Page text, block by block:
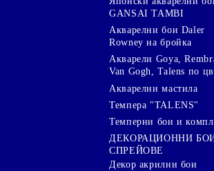
GANSAI TAMBI
Акварелни бои Daler
Rowney на бройка
Акварели Goya,
Van Gogh, Talens по
Акварелни мастила
Темпера "TALENS"
Темперни бои и
ДЕКОРАЦИОННИ
СПРЕЙОВЕ
Декор акрилни бои